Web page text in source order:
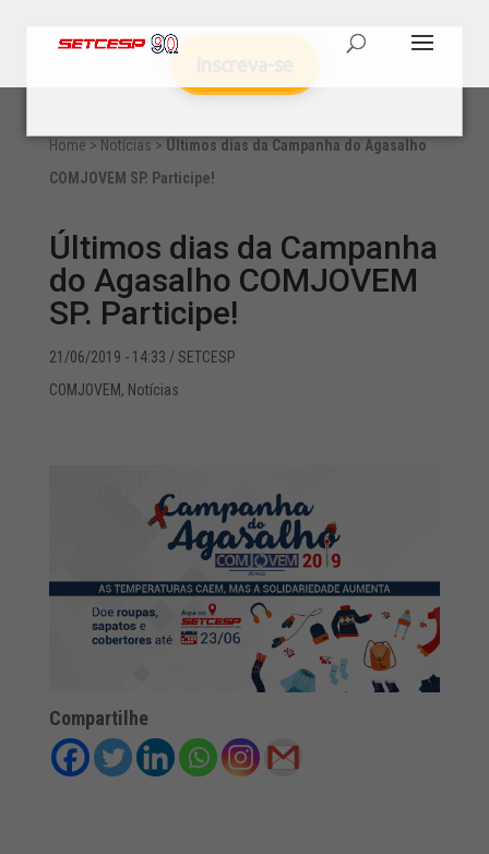
Home > Notícias > Últimos dias da Campanha do Agasalho
COMJOVEM SP. Participe!
Últimos dias da Campanha
do Agasalho COMJOVEM
SP. Participe!
21/06/2019 - 14:33 / SETCESP
COMJOVEM, Notícias
Compartilhe